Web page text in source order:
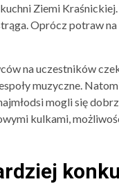
Ziemi
Oprócz potraw
na uczestników
muzyczne.
mogli się
kulkami,